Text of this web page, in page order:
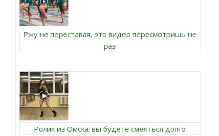
Ржу не переставая, это видео пересмотришь не
раз
Ролик из Омска: вы будете смеяться долго